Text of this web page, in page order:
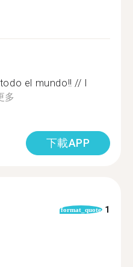
el mundo!! // I
多
下載APP
format_quote 1